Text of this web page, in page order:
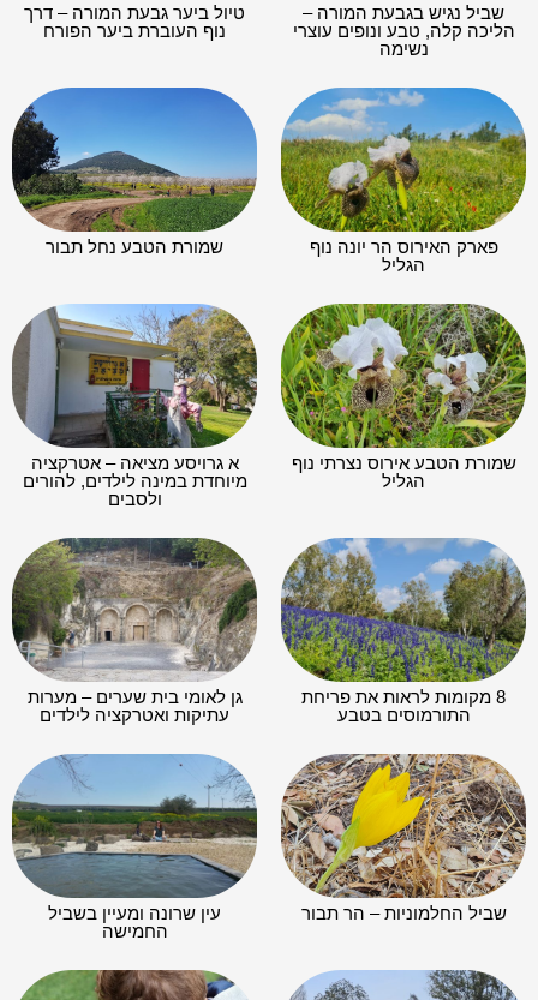
שביל נגיש בגבעת המורה –
הליכה קלה, טבע ונופים עוצרי
נשימה
טיול ביער גבעת המורה – דרך
נוף העוברת ביער הפורח
פארק האירוס הר יונה נוף
הגליל
שמורת הטבע נחל תבור
שמורת הטבע אירוס נצרתי נוף
הגליל
א גרויסע מציאה – אטרקציה
מיוחדת במינה לילדים, להורים
ולסבים
8 מקומות לראות את פריחת
התורמוסים בטבע
גן לאומי בית שערים – מערות
עתיקות ואטרקציה לילדים
שביל החלמוניות – הר תבור
עין שרונה ומעיין בשביל
החמישה